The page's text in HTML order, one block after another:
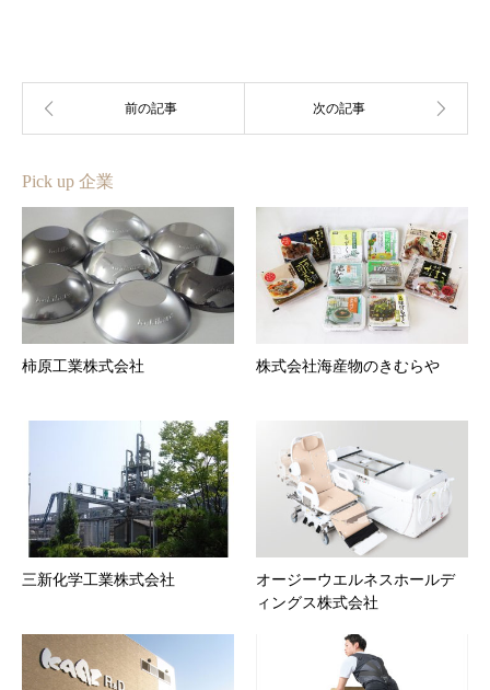
Pick up 企業
柿原工業株式会社 株式会社海産物のきむらや
三新化学工業株式会社
オージーウエルネスホールデ
ィングス株式会社